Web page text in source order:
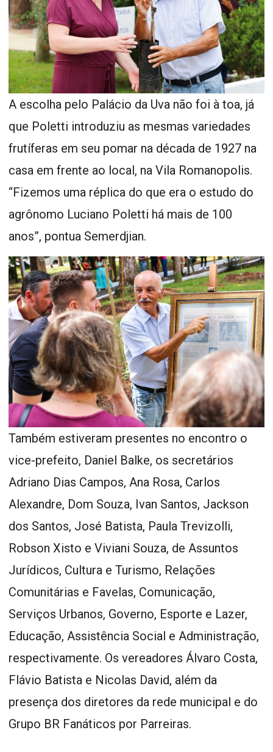
A escolha pelo Palácio da Uva não foi à toa, já
que Poletti introduziu as mesmas variedades
frutíferas em seu pomar na década de 1927 na
casa em frente ao local, na Vila Romanopolis.
“Fizemos uma réplica do que era o estudo do
agrônomo Luciano Poletti há mais de 100
anos”, pontua Semerdjian.
Também estiveram presentes no encontro o
vice-prefeito, Daniel Balke, os secretários
Adriano Dias Campos, Ana Rosa, Carlos
Alexandre, Dom Souza, Ivan Santos, Jackson
dos Santos, José Batista, Paula Trevizolli,
Robson Xisto e Viviani Souza, de Assuntos
Jurídicos, Cultura e Turismo, Relações
Comunitárias e Favelas, Comunicação,
Serviços Urbanos, Governo, Esporte e Lazer,
Educação, Assistência Social e Administração,
respectivamente. Os vereadores Álvaro Costa,
Flávio Batista e Nicolas David, além da
presença dos diretores da rede municipal e do
Grupo BR Fanáticos por Parreiras.